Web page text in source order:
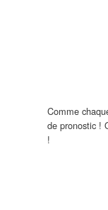
Comme
de pronostic !
!